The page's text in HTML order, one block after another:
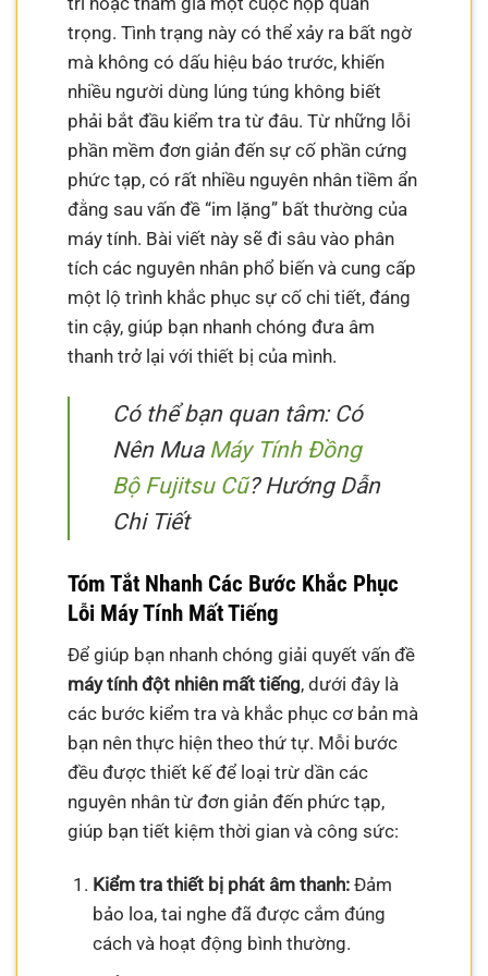
trọng. Tình trạng này có thể xảy ra bất ngờ
mà không có dấu hiệu báo trước, khiến
nhiều người dùng lúng túng không biết
phải bắt đầu kiểm tra từ đâu. Từ những lỗi
phần mềm đơn giản đến sự cố phần cứng
phức tạp, có rất nhiều nguyên nhân tiềm ẩn
đằng sau vấn đề “im lặng” bất thường của
máy tính. Bài viết này sẽ đi sâu vào phân
tích các nguyên nhân phổ biến và cung cấp
một lộ trình khắc phục sự cố chi tiết, đáng
tin cậy, giúp bạn nhanh chóng đưa âm
thanh trở lại với thiết bị của mình.
Có thể bạn quan tâm: Có
Nên Mua Máy Tính Đồng
Bộ Fujitsu Cũ? Hướng Dẫn
Chi Tiết
Tóm Tắt Nhanh Các Bước Khắc Phục
Lỗi Máy Tính Mất Tiếng
Để giúp bạn nhanh chóng giải quyết vấn đề
máy tính đột nhiên mất tiếng, dưới đây là
các bước kiểm tra và khắc phục cơ bản mà
bạn nên thực hiện theo thứ tự. Mỗi bước
đều được thiết kế để loại trừ dần các
nguyên nhân từ đơn giản đến phức tạp,
giúp bạn tiết kiệm thời gian và công sức:
Kiểm tra thiết bị phát âm thanh:Đảm
bảo loa, tai nghe đã được cắm đúng
cách và hoạt động bình thường.